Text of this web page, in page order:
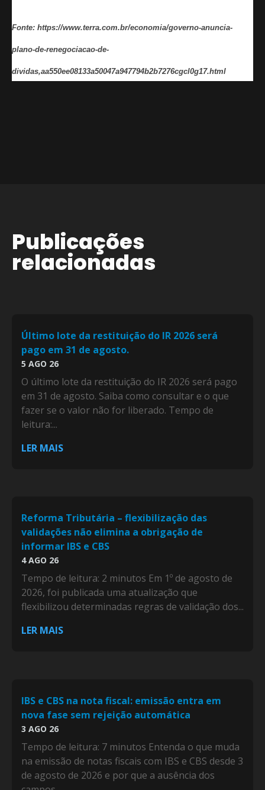
Fonte: https://www.terra.com.br/economia/governo-anuncia-
plano-de-renegociacao-de-
dividas,aa550ee08133a50047a947794b2b7276cgcl0g17.html
Publicações
relacionadas
Último lote da restituição do IR 2026 será
pago em 31 de agosto.
5 AGO 26
O último lote da restituição do IR 2026 será pago
em 31 de agosto. Saiba como consultar e o que
fazer se o valor não for liberado. Tempo de
leitura:...
LER MAIS
Reforma Tributária – flexibilização das
validações não elimina a obrigação de
informar IBS e CBS
4 AGO 26
Tempo de leitura: 2 minutos Em 1º de agosto de
2026, foi publicada uma atualização que
flexibilizou determinadas regras de validação dos...
LER MAIS
IBS e CBS na nota fiscal: emissão entra em
nova fase sem rejeição automática
3 AGO 26
Tempo de leitura: 7 minutos Entenda o que muda
na emissão de notas fiscais com IBS e CBS desde 3
de agosto de 2026 e por que a ausência dos